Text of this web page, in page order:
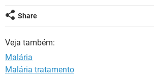
GLOSSÁRIO
Share
Veja também:
Malária
Malária tratamento